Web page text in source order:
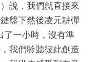
說，我們就直接來
盤下然後凌元耕彈
了一小時，沒有準
我們聆聽彼此創造